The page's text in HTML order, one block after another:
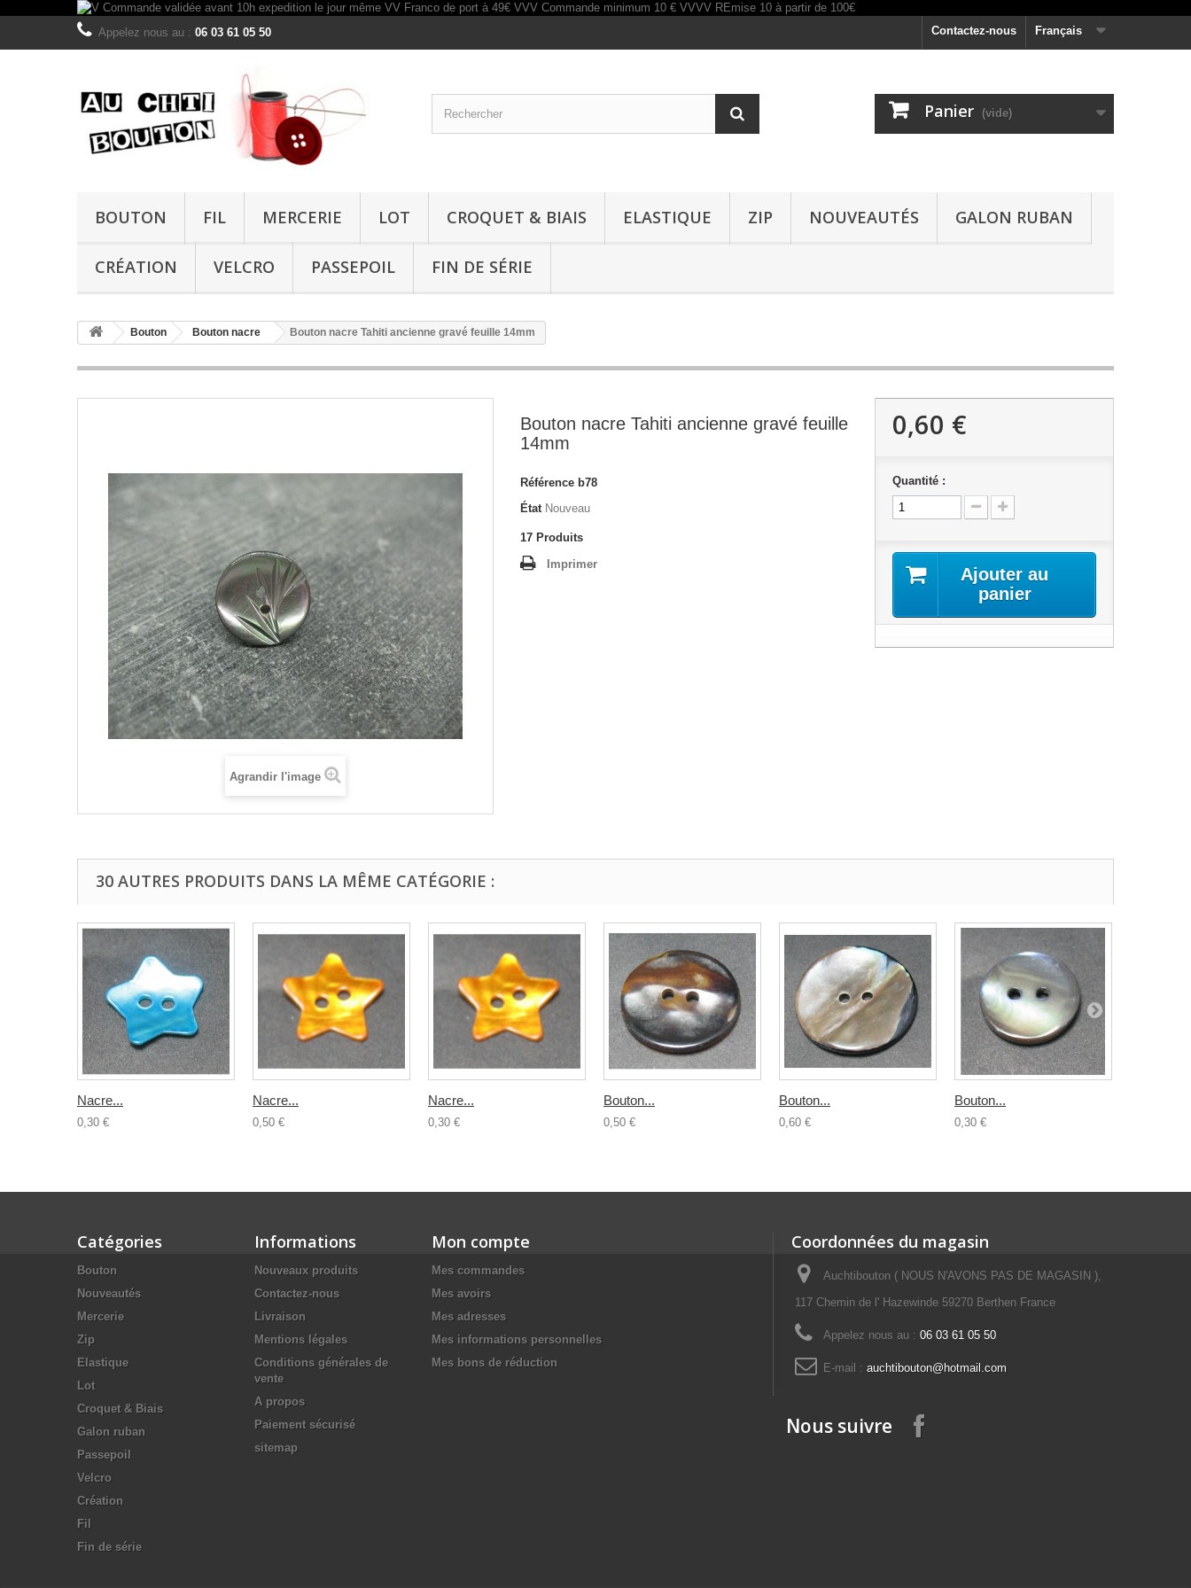
Français
Contactez-nous
Appelez nous au : 06 03 61 05 50
Panier (vide)
BOUTON FIL MERCERIE LOT CROQUET & BIAIS ELASTIQUE ZIP NOUVEAUTÉS GALON RUBAN
CRÉATION VELCRO PASSEPOIL FIN DE SÉRIE
Bouton Bouton nacre Bouton nacre Tahiti ancienne gravé feuille 14mm
Agrandir l'image
Bouton nacre Tahiti ancienne gravé feuille
14mm
Référence b78
État Nouveau
17 Produits
Imprimer
0,60 €
Quantité :
Ajouter au
panier
30 AUTRES PRODUITS DANS LA MÊME CATÉGORIE :
Nacre...
0,30 €
Nacre...
0,50 €
Nacre...
0,30 €
Bouton...
0,50 €
Bouton...
0,60 €
Bouton...
0,30 €
Catégories
Bouton
Nouveautés
Mercerie
Zip
Elastique
Lot
Croquet & Biais
Galon ruban
Passepoil
Velcro
Création
Fil
Fin de série
Informations
Nouveaux produits
Contactez-nous
Livraison
Mentions légales
Conditions générales de
vente
A propos
Paiement sécurisé
sitemap
Mon compte
Mes commandes
Mes avoirs
Mes adresses
Mes informations personnelles
Mes bons de réduction
Coordonnées du magasin
Auchtibouton ( NOUS N'AVONS PAS DE MAGASIN ),
117 Chemin de l' Hazewinde 59270 Berthen France
Appelez nous au : 06 03 61 05 50
E-mail : auchtibouton@hotmail.com
Nous suivre